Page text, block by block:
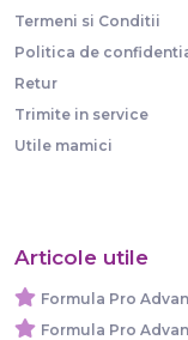
Termeni si Conditii
Politica de
Retur
Trimite in service
Utile mamici
Articole utile
Formula Pro
Formula Pro